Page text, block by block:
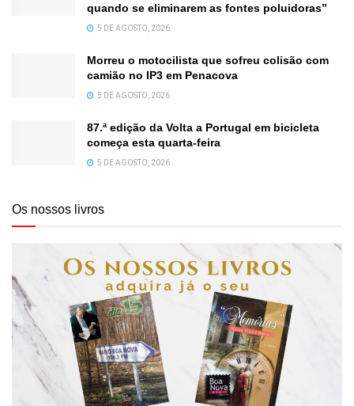
quando se eliminarem as fontes poluidoras”
5 DE AGOSTO, 2026
Morreu o motocilista que sofreu colisão com
camião no IP3 em Penacova
5 DE AGOSTO, 2026
87.ª edição da Volta a Portugal em bicicleta
começa esta quarta-feira
5 DE AGOSTO, 2026
Os nossos livros